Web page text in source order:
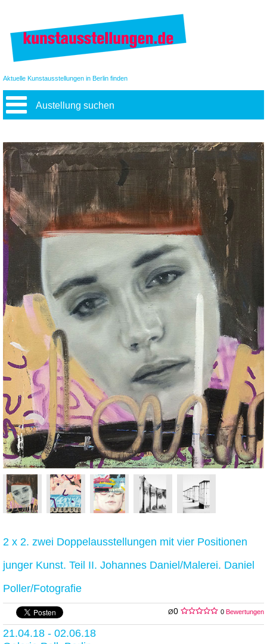
Aktuelle Kunstausstellungen in Berlin finden
Austellung suchen
2 x 2. zwei Doppelausstellungen mit vier Positionen
junger Kunst. Teil II. Johannes Daniel/Malerei. Daniel
Poller/Fotografie
Ø0 0 Bewertungen
21.04.18 - 02.06.18